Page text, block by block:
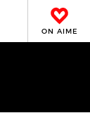
ON AIME